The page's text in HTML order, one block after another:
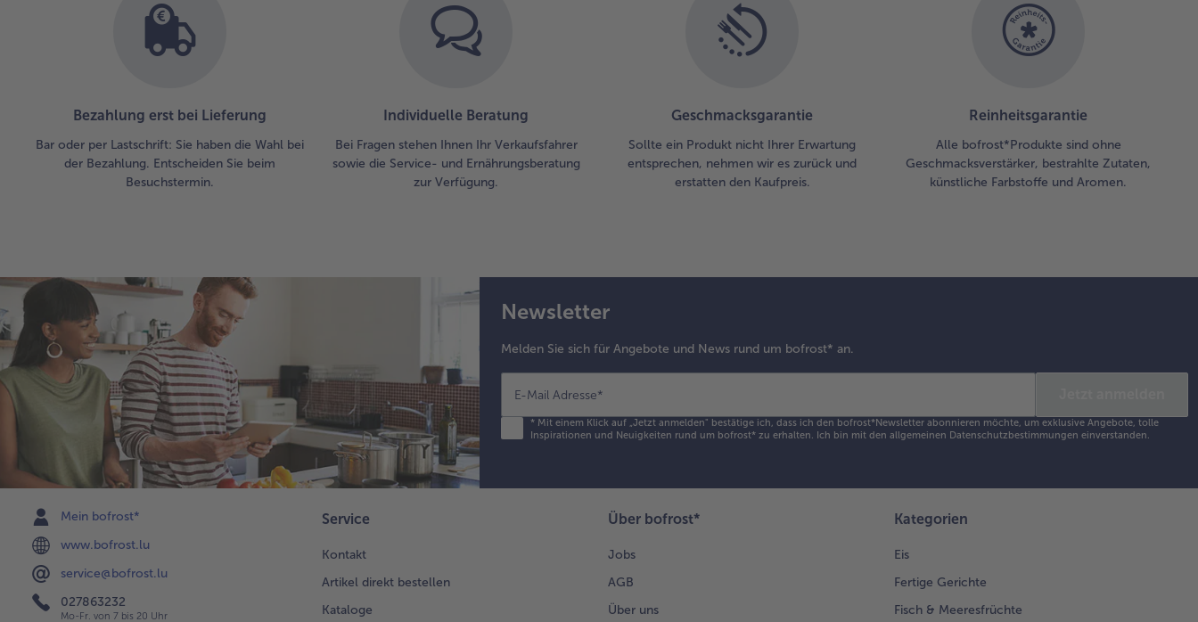
Bezahlung erst bei Lieferung
Bar oder per Lastschrift: Sie haben die Wahl bei
der Bezahlung. Entscheiden Sie beim
Besuchstermin.
Individuelle Beratung
Bei Fragen stehen Ihnen Ihr Verkaufsfahrer
sowie die Service- und Ernährungsberatung
zur Verfügung.
Geschmacksgarantie
Sollte ein Produkt nicht Ihrer Erwartung
entsprechen, nehmen wir es zurück und
erstatten den Kaufpreis.
Reinheitsgarantie
Alle bofrost*Produkte sind ohne
Geschmacksverstärker, bestrahlte Zutaten,
künstliche Farbstoffe und Aromen.
Newsletter
Melden Sie sich für Angebote und News rund um bofrost* an.
E-Mail Adresse*
*Mit einem Klick auf „Jetzt anmelden" bestätige ich, dass ich den bofrost*Newsletter abonnieren möchte, um exklusive Angebote, tolle
Inspirationen und Neuigkeiten rund um bofrost* zu erhalten. Ich bin mit den allgemeinen Datenschutzbestimmungen einverstanden.
Mein bofrost*
www.bofrost.lu
service@bofrost.lu
027863232
Mo-Fr. von 7 bis 20 Uhr
Service
Kontakt
Artikel direkt bestellen
Kataloge
Über bofrost*
Jobs
AGB
Über uns
Kategorien
Eis
Fertige Gerichte
Fisch & Meeresfrüchte